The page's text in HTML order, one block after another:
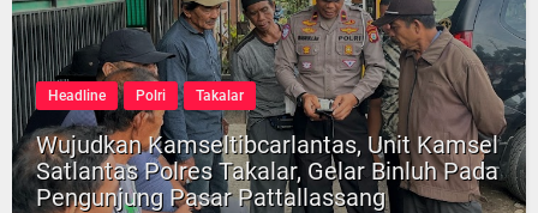
Headline Polri Takalar
Wujudkan Kamseltibcarlantas, Unit Kamsel
Satlantas Polres Takalar, Gelar Binluh Pada
Pengunjung Pasar Pattallassang